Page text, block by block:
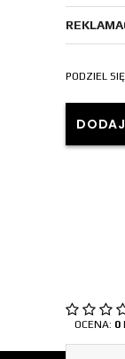
PODZIEL
OCENA: 0